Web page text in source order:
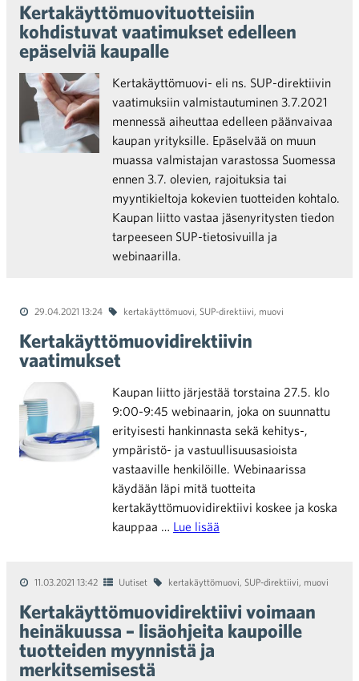
Kertakäyttömuovituotteisiin
kohdistuvat vaatimukset edelleen
epäselviä kaupalle
Kertakäyttömuovi- eli ns. SUP-direktiivin
vaatimuksiin valmistautuminen 3.7.2021
mennessä aiheuttaa edelleen päänvaivaa
kaupan yrityksille. Epäselvää on muun
muassa valmistajan varastossa Suomessa
ennen 3.7. olevien, rajoituksia tai
myyntikieltoja kokevien tuotteiden kohtalo.
Kaupan liitto vastaa jäsenyritysten tiedon
tarpeeseen SUP-tietosivuilla ja
webinaarilla.
29.04.2021 13:24 kertakäyttömuovi, SUP-direktiivi, muovi
Kertakäyttömuovidirektiivin
vaatimukset
Kaupan liitto järjestää torstaina 27.5. klo
9:00-9:45 webinaarin, joka on suunnattu
erityisesti hankinnasta sekä kehitys-,
ympäristö- ja vastuullisuusasioista
vastaaville henkilöille. Webinaarissa
käydään läpi mitä tuotteita
kertakäyttömuovidirektiivi koskee ja koska
kauppaa … Lue lisää
11.03.2021 13:42 Uutiset kertakäyttömuovi, SUP-direktiivi, muovi
Kertakäyttömuovidirektiivi voimaan
heinäkuussa – lisäohjeita kaupoille
tuotteiden myynnistä ja
merkitsemisestä